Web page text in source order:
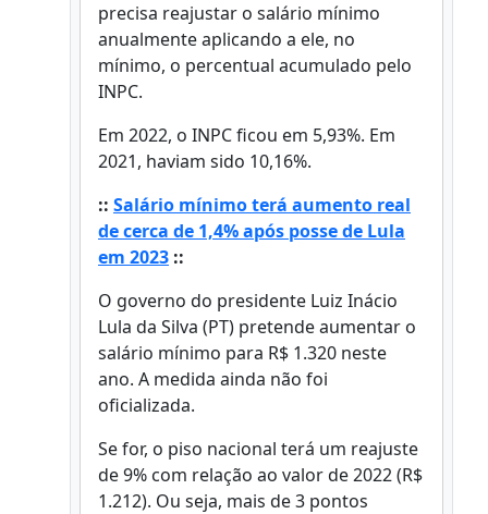
precisa reajustar o salário mínimo
anualmente aplicando a ele, no
mínimo, o percentual acumulado pelo
INPC.
Em 2022, o INPC ficou em 5,93%. Em
2021, haviam sido 10,16%.
:: Salário mínimo terá aumento real
de cerca de 1,4% após posse de Lula
em 2023 ::
O governo do presidente Luiz Inácio
Lula da Silva (PT) pretende aumentar o
salário mínimo para R$ 1.320 neste
ano. A medida ainda não foi
oficializada.
Se for, o piso nacional terá um reajuste
de 9% com relação ao valor de 2022 (R$
1.212). Ou seja, mais de 3 pontos